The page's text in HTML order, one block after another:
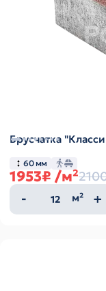
Брусчатка
60 мм
1953₽ /м²
Количество
товара
м²